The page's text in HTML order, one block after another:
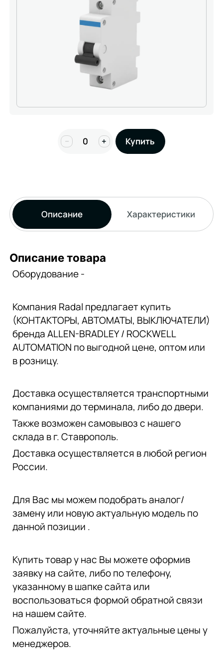
− + Купить
Описание Характеристики
Описание товара
Оборудование -
Компания Radal предлагает купить
(КОНТАКТОРЫ, АВТОМАТЫ, ВЫКЛЮЧАТЕЛИ)
бренда ALLEN-BRADLEY / ROCKWELL
AUTOMATION по выгодной цене, оптом или
в розницу.
Доставка осуществляется транспортными
компаниями до терминала, либо до двери.
Также возможен самовывоз с нашего
склада в г. Ставрополь.
Доставка осуществляется в любой регион
России.
Для Вас мы можем подобрать аналог/
замену или новую актуальную модель по
данной позиции .
Купить товар у нас Вы можете оформив
заявку на сайте, либо по телефону,
указанному в шапке сайта или
воспользоваться формой обратной связи
на нашем сайте.
Пожалуйста, уточняйте актуальные цены у
менеджеров.